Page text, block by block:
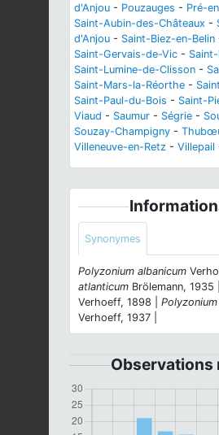
d'Anjou - Pouzauges - Pré-
Saint-Aubin-des-Châteaux -
d'Anjou - Saint-Biez-en-Belin
Saint-Gervais-de-Vic -
Saint-Lumine-de-Clisson -
Saint-Mars-la-Réorthe -
Saint-Paul-du-Bois - Saint-
Viaud - Saumur - Ségrie -
Souzay-Champigny -
Villeneuve-en-Retz - Villepail
Synonymes
Polyzonium albanicum
atlanticum Brölemann, 1935 |
Verhoeff, 1898 |
Verhoeff, 1937 |
Observations